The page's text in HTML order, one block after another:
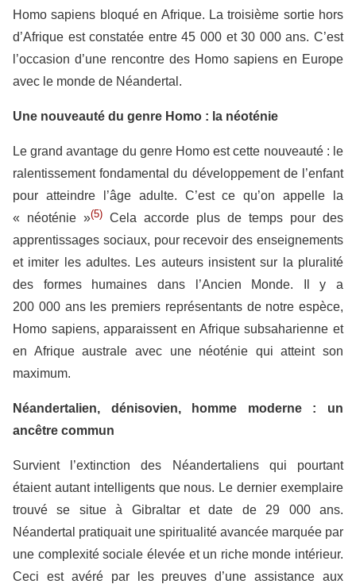
Homo sapiens bloqué en Afrique. La troisième sortie hors
d’Afrique est constatée entre 45 000 et 30 000 ans. C’est
l’occasion d’une rencontre des Homo sapiens en Europe
avec le monde de Néandertal.
Une nouveauté du genre Homo : la néoténie
Le grand avantage du genre Homo est cette nouveauté : le
ralentissement fondamental du développement de l’enfant
pour atteindre l’âge adulte. C’est ce qu’on appelle la
« néoténie »(5) Cela accorde plus de temps pour des
apprentissages sociaux, pour recevoir des enseignements
et imiter les adultes. Les auteurs insistent sur la pluralité
des formes humaines dans l’Ancien Monde. Il y a
200 000 ans les premiers représentants de notre espèce,
Homo sapiens, apparaissent en Afrique subsaharienne et
en Afrique australe avec une néoténie qui atteint son
maximum.
Néandertalien, dénisovien, homme moderne : un
ancêtre commun
Survient l’extinction des Néandertaliens qui pourtant
étaient autant intelligents que nous. Le dernier exemplaire
trouvé se situe à Gibraltar et date de 29 000 ans.
Néandertal pratiquait une spiritualité avancée marquée par
une complexité sociale élevée et un riche monde intérieur.
Ceci est avéré par les preuves d’une assistance aux